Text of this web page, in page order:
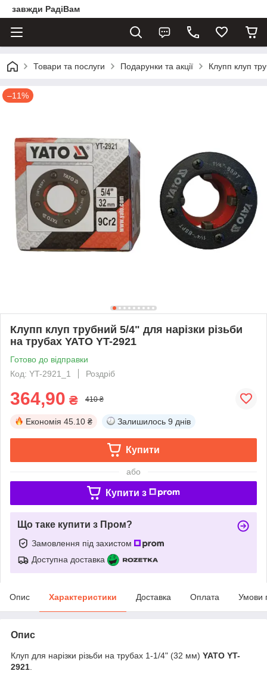
завжди РадіВам
Товари та послуги Подарунки та акції Клупп клуп
–11%
Клупп клуп трубний 5/4" для нарізки різьби
на трубах YATO YT-2921
Готово до відправки
Код: YT-2921_1
Роздріб
364,90 ₴ 410 ₴
Економія 45.10 ₴ Залишилось 9 днів
Купити
або
Купити з
Що таке купити з Пром?
Замовлення під захистом
Доступна доставка
Опис Характеристики Доставка Оплата Умови
Опис
Клуп для нарізки різьби на трубах 1-1/4" (32 мм) YATO YT-
2921